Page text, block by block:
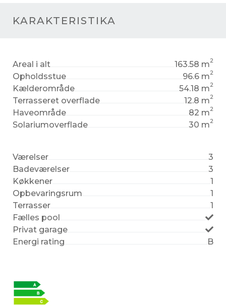
KARAKTERISTIKA
Areal i alt 163.58 m2
Opholdsstue 96.6 m2
Kælderområde 54.18 m2
Terrasseret overflade 12.8 m2
Haveområde 82 m2
Solariumoverflade 30 m2
Værelser
3
Badeværelser
3
Køkkener
1
Opbevaringsrum
1
Terrasser
1
Fælles pool
Privat garage
Energi rating
B